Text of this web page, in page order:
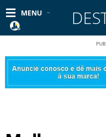
para
conteúdo
MENU